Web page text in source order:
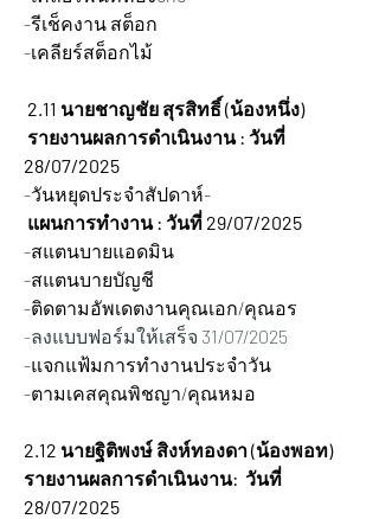
-รีเช็คงาน สต็อก
-เคลียร์สต็อกไม้
2.11 นายชาญชัย สุรสิทธิ์ (น้องหนึ่ง)
รายงานผลการดำเนินงาน : วันที่
28/07/2025
-วันหยุดประจำสัปดาห์-
แผนการทำงาน : วันที่ 29/07/2025
-สแตนบายแอดมิน
-สแตนบายบัญชี
-ติดตามอัพเดตงานคุณเอก/คุณอร
-ลงแบบฟอร์มให้เสร็จ 31/07/2025
-แจกแฟ้มการทำงานประจำวัน
-ตามเคสคุณพิชญา/คุณหมอ
2.12 นายฐิติพงษ์ สิงห์ทองดา (น้องพอท)
รายงานผลการดำเนินงาน:  วันที่
28/07/2025